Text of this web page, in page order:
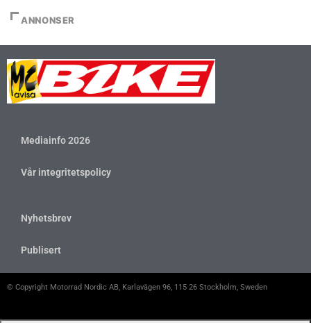
ANNONSER
Mediainfo 2026
Vår integritetspolicy
Nyhetsbrev
Publisert
© Copyright Motorrad Nordic AB, Karlavägen 96, 115 26 Stockholm, Sweden